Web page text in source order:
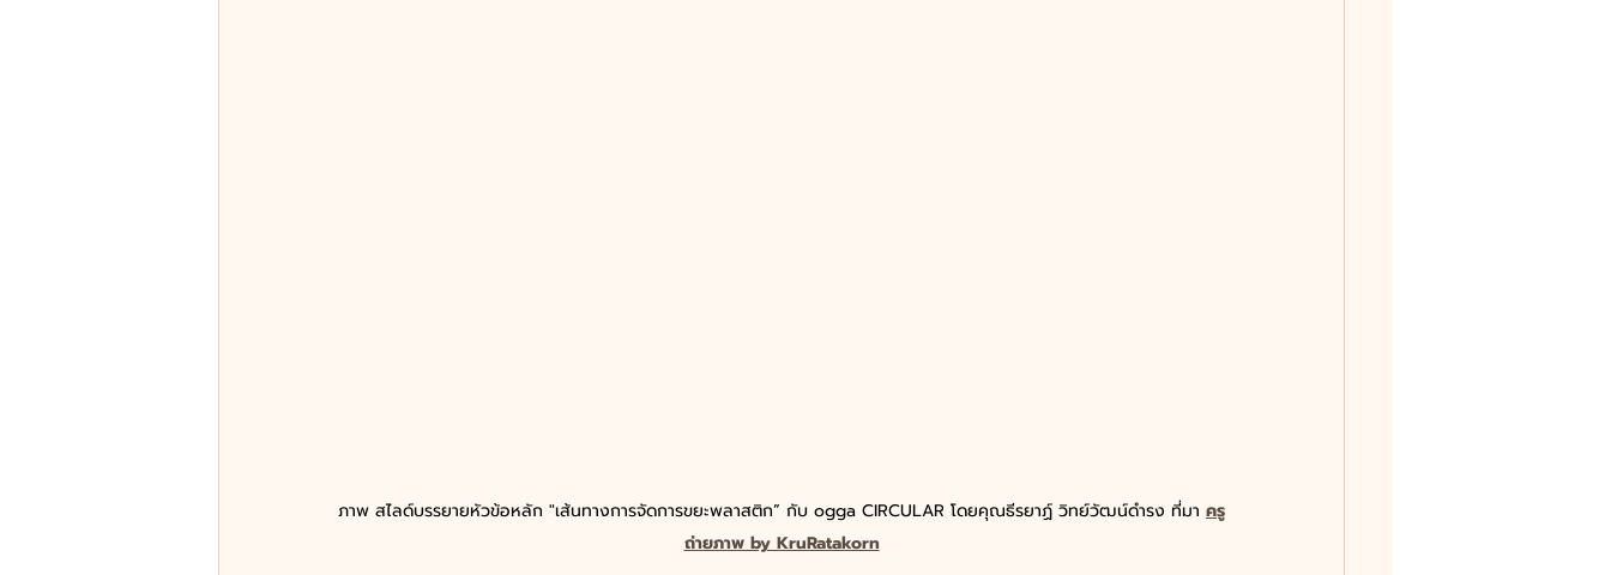
ภาพ สไลด์บรรยายหัวข้อหลัก "เส้นทางการจัดการขยะพลาสติก” กับ ogga CIRCULAR โดยคุณธีรยาฏ์ วิทย์วัฒน์ดำรง ที่มา ครู
ถ่ายภาพ by KruRatakorn